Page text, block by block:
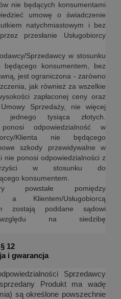
nie będących konsumentami
umowę o świadczenie
natychmiastowym i bez
przesłanie Usługobiorcy
Sprzedawcy w stosunku
będącego konsumentem, bez
jest ograniczona - zarówno
jak również za wszelkie
zapłaconej ceny oraz
Sprzedaży, nie więcej
tysiąca złotych.
ponosi odpowiedzialność w
Klienta nie będącego
szkody przewidywalne w
nie ponosi odpowiedzialności z
w stosunku do
konsumentem.
powstałe pomiędzy
a Klientem/Usługobiorcą
zostają poddane sądowi
na siedzibę
§ 12
i gwarancja
Sprzedawcy
Produkt ma wadę
są określone powszechnie